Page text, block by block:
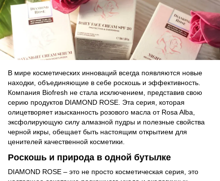
В мире косметических инноваций всегда появляются новые
находки, объединяющие в себе роскошь и эффективность.
Компания Biofresh не стала исключением, представив свою
серию продуктов DIAMOND ROSE. Эта серия, которая
олицетворяет изысканность розового масла от Rosa Alba,
эксфолирующую силу алмазной пудры и полезные свойства
черной икры, обещает быть настоящим открытием для
ценителей качественной косметики.
Роскошь и природа в одной бутылке
DIAMOND ROSE – это не просто косметическая серия, это